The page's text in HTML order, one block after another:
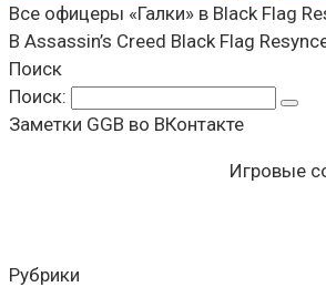
Все офицеры «Галки» в Black Flag
В Assassin’s Creed Black Flag
Поиск
Поиск:
Заметки GGB во ВКонтакте
Игровые
Рубрики